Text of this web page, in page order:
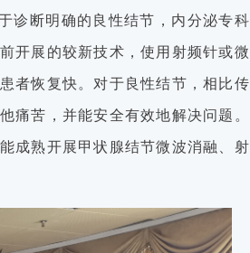
诊断明确的良性结节，内分泌专科
开展的较新技术，使用射频针或微
者恢复快。对于良性结节，相比传
痛苦，并能安全有效地解决问题。
成熟开展甲状腺结节微波消融、射